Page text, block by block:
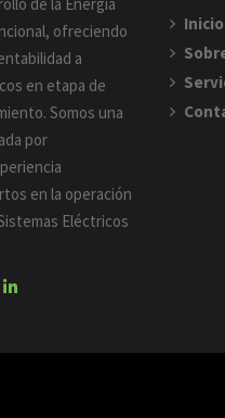
ofreciendo
a
en etapa de
Somos una
por
en la operación
Eléctricos
Inicio